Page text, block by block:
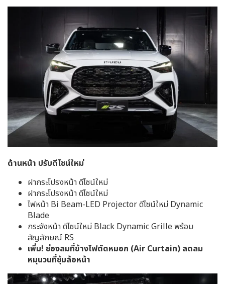
ด้านหน้า ปรับดีไซน์ใหม่
ฝากระโปรงหน้า ดีไซน์ใหม่
ฝากระโปรงหน้า ดีไซน์ใหม่
ไฟหน้า Bi Beam-LED Projector ดีไซน์ใหม่ Dynamic
Blade
กระจังหน้า ดีไซน์ใหม่ Black Dynamic Grille พร้อม
สัญลักษณ์ RS
เพิ่ม! ช่องลมที่ข้างไฟตัดหมอก (Air Curtain) ลดลม
หมุนวนที่ซุ้มล้อหน้า